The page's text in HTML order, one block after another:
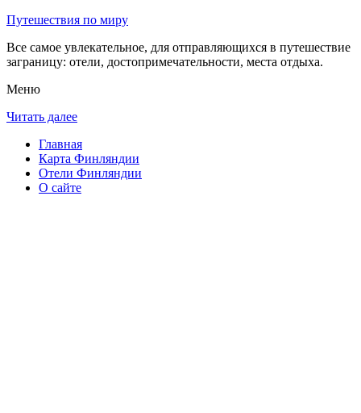
Путешествия по миру
Все самое увлекательное, для отправляющихся в путешествие
заграницу: отели, достопримечательности, места отдыха.
Меню
Читать далее
Главная
Карта Финляндии
Отели Финляндии
О сайте